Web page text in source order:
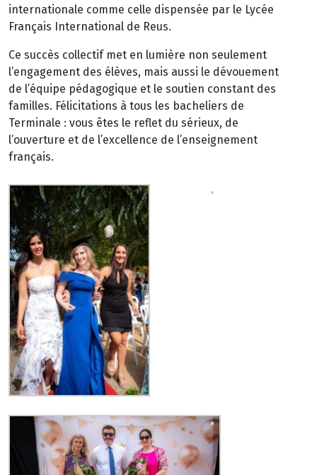
internationale comme celle dispensée par le Lycée
Français International de Reus.
Ce succès collectif met en lumière non seulement
l’engagement des élèves, mais aussi le dévouement
de l’équipe pédagogique et le soutien constant des
familles. Félicitations à tous les bacheliers de
Terminale : vous êtes le reflet du sérieux, de
l’ouverture et de l’excellence de l’enseignement
français.